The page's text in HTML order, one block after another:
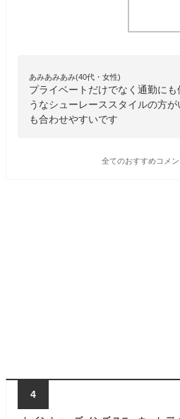
あみあみあみ(40代・女性)
プライベートだけでなく通勤に
うなシューレーススタイルの方
も合わせやすいです
全てのおすすめコメン
4